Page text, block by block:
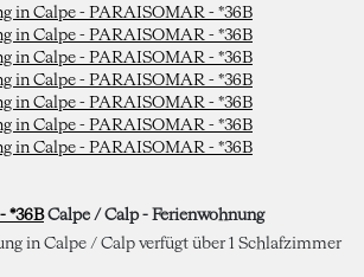
*36B Calpe / Calp - Ferienwohnung
in Calpe / Calp verfügt über 1 Schlafzimmer